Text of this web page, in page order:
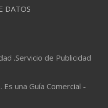
DATOS
.Servicio de Publicidad
una Guía Comercial -